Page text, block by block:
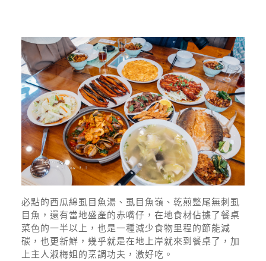
必點的西瓜綿虱目魚湯、虱目魚嶺、乾煎整尾無刺虱
目魚，還有當地盛產的赤嘴仔，在地食材佔據了餐桌
菜色的一半以上，也是一種減少食物里程的節能減
碳，也更新鮮，幾乎就是在地上岸就來到餐桌了，加
上主人淑梅姐的烹調功夫，激好吃。